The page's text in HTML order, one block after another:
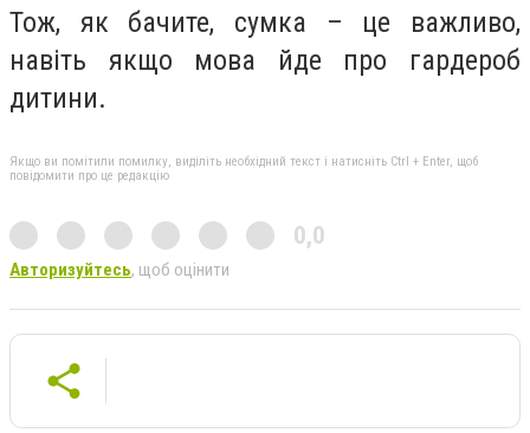
Тож, як бачите, сумка – це важливо,
навіть якщо мова йде про гардероб
дитини.
Якщо ви помітили помилку, виділіть необхідний текст і натисніть Ctrl + Enter, щоб
повідомити про це редакцію
0,0
Авторизуйтесь, щоб оцінити